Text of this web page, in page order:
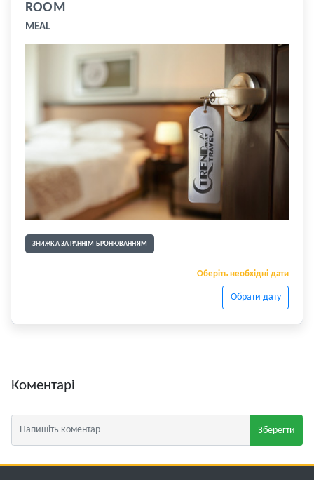
ROOM
MEAL
ЗНИЖКА ЗА РАННІМ БРОНЮВАННЯМ
Оберіть необхідні дати
Обрати дату
Коментарі
Зберегти